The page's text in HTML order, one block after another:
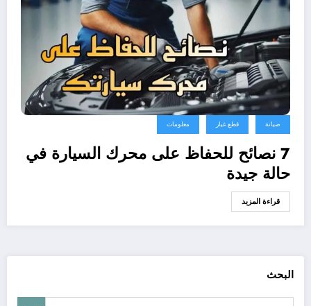
صيانة قطع غيار معلومات
7 نصائح للحفاظ على محرك السيارة في
حالة جيدة
قراءة المزيد
البحث